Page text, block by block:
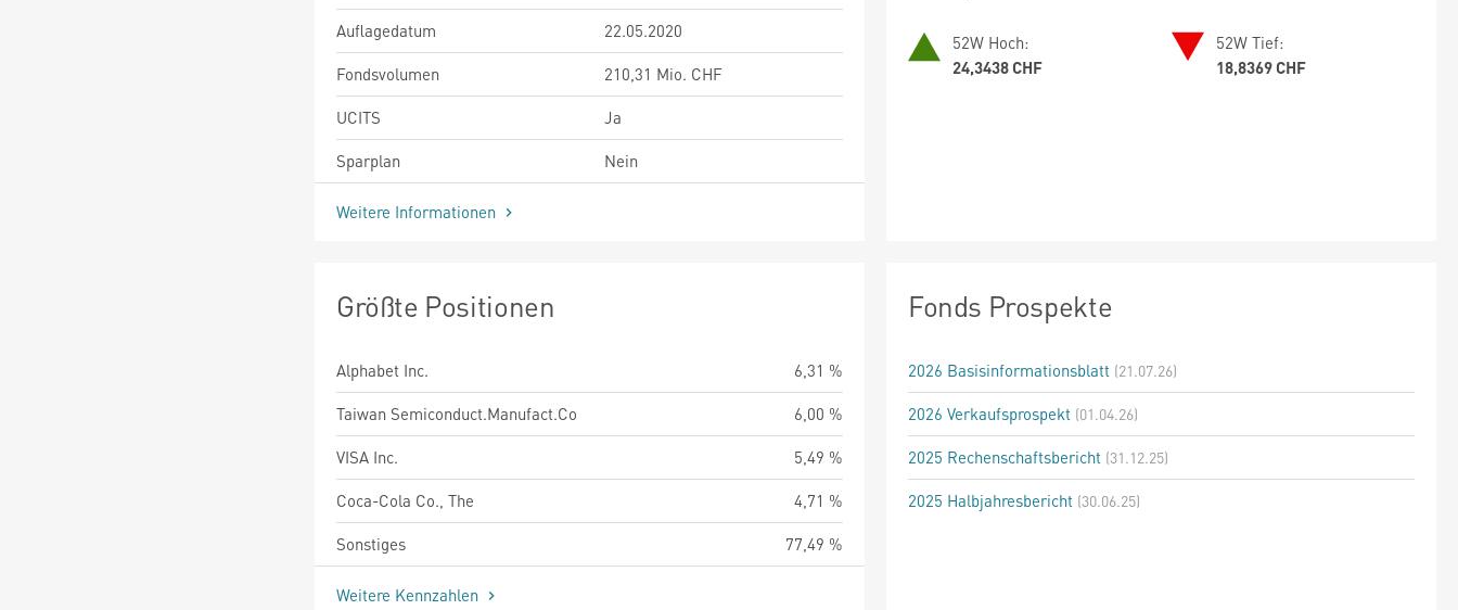
Auflagedatum
22.05.2020
Fondsvolumen
210,31 Mio. CHF
UCITS
Ja
Sparplan
Nein
Weitere Informationen
52W Hoch:
24,3438 CHF
52W Tief:
18,8369 CHF
Größte Positionen
Alphabet Inc.
6,31 %
Taiwan Semiconduct.Manufact.Co
6,00 %
VISA Inc.
5,49 %
Coca-Cola Co., The
4,71 %
Sonstiges
77,49 %
Weitere Kennzahlen
Fonds Prospekte
2026 Basisinformationsblatt (21.07.26)
2026 Verkaufsprospekt (01.04.26)
2025 Rechenschaftsbericht (31.12.25)
2025 Halbjahresbericht (30.06.25)